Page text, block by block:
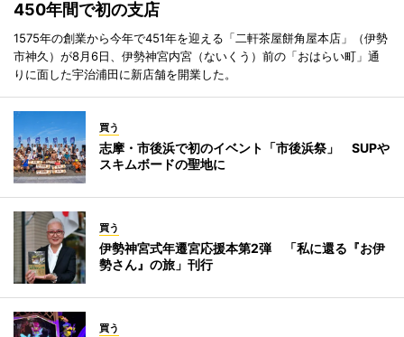
450年間で初の支店
1575年の創業から今年で451年を迎える「二軒茶屋餅角屋本店」（伊勢
市神久）が8月6日、伊勢神宮内宮（ないくう）前の「おはらい町」通
りに面した宇治浦田に新店舗を開業した。
買う
志摩・市後浜で初のイベント「市後浜祭」 SUPや
スキムボードの聖地に
買う
伊勢神宮式年遷宮応援本第2弾 「私に還る『お伊
勢さん』の旅」刊行
買う